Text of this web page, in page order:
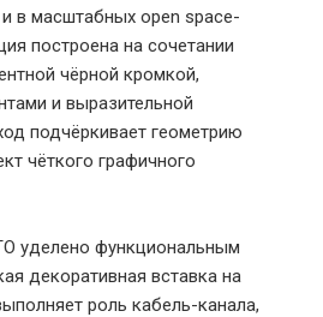
в масштабных open space-
построена на сочетании
чёрной кромкой,
и выразительной
подчёркивает геометрию
чёткого графичного
уделено функциональным
декоративная вставка на
роль кабель-канала,